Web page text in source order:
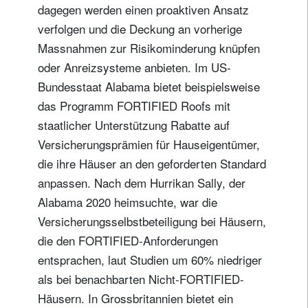
dagegen werden einen proaktiven Ansatz
verfolgen und die Deckung an vorherige
Massnahmen zur Risikominderung knüpfen
oder Anreizsysteme anbieten. Im US-
Bundesstaat Alabama bietet beispielsweise
das Programm FORTIFIED Roofs mit
staatlicher Unterstützung Rabatte auf
Versicherungsprämien für Hauseigentümer,
die ihre Häuser an den geforderten Standard
anpassen. Nach dem Hurrikan Sally, der
Alabama 2020 heimsuchte, war die
Versicherungsselbstbeteiligung bei Häusern,
die den FORTIFIED-Anforderungen
entsprachen, laut Studien um 60% niedriger
als bei benachbarten Nicht-FORTIFIED-
Häusern. In Grossbritannien bietet ein